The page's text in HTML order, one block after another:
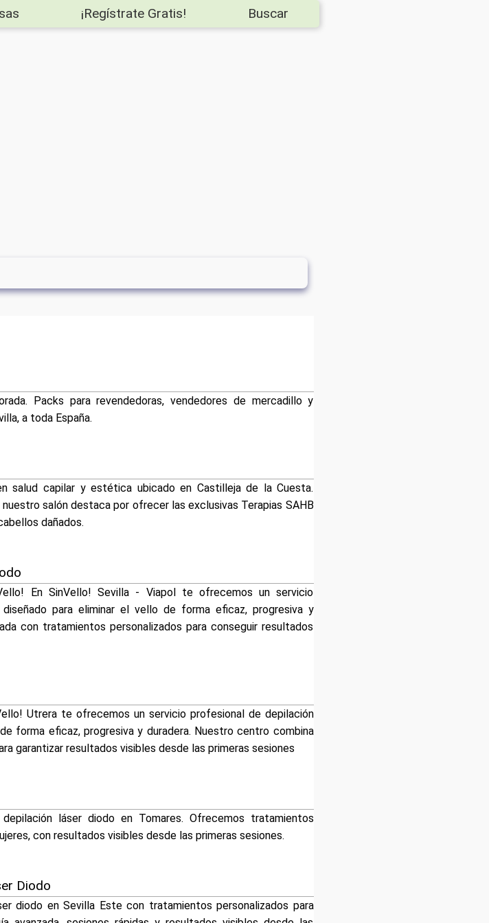
¡Regístrate Gratis! Buscar
Packs para revendedoras, vendedores de mercadillo y
a toda España.
salud capilar y estética ubicado en Castilleja de la Cuesta.
salón destaca por ofrecer las exclusivas Terapias SAHB
dañados.
En SinVello! Sevilla - Viapol te ofrecemos un servicio
para eliminar el vello de forma eficaz, progresiva y
con tratamientos personalizados para conseguir resultados
Utrera te ofrecemos un servicio profesional de depilación
forma eficaz, progresiva y duradera. Nuestro centro combina
garantizar resultados visibles desde las primeras sesiones
láser diodo en Tomares. Ofrecemos tratamientos
con resultados visibles desde las primeras sesiones.
Diodo
diodo en Sevilla Este con tratamientos personalizados para